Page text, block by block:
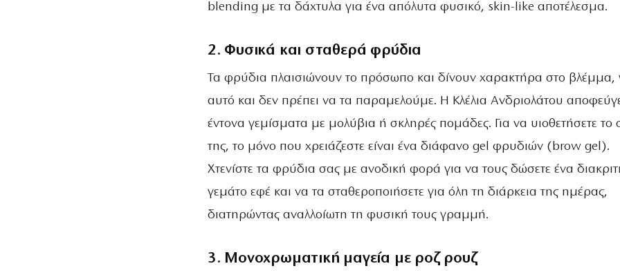
blending με τα δάχτυλα για ένα απόλυτα φυσικό, skin-like αποτέλεσμα.
2. Φυσικά και σταθερά φρύδια
Τα φρύδια πλαισιώνουν το πρόσωπο και δίνουν χαρακτήρα στο βλέμμα,
αυτό και δεν πρέπει να τα παραμελούμε. Η Κλέλια Ανδριολάτου
έντονα γεμίσματα με μολύβια ή σκληρές πομάδες. Για να υιοθετήσετε το
της, το μόνο που χρειάζεστε είναι ένα διάφανο gel φρυδιών (brow gel).
Χτενίστε τα φρύδια σας με ανοδική φορά για να τους δώσετε ένα
γεμάτο εφέ και να τα σταθεροποιήσετε για όλη τη διάρκεια της ημέρας,
διατηρώντας αναλλοίωτη τη φυσική τους γραμμή.
3. Μονοχρωματική μαγεία με ροζ ρουζ